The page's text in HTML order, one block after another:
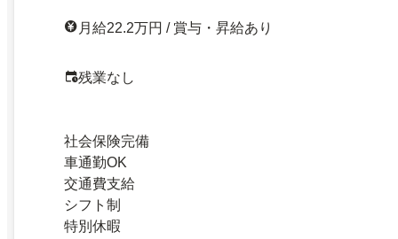
月給22.2万円 / 賞与・昇給あり
残業なし
社会保険完備
車通勤OK
交通費支給
シフト制
特別休暇